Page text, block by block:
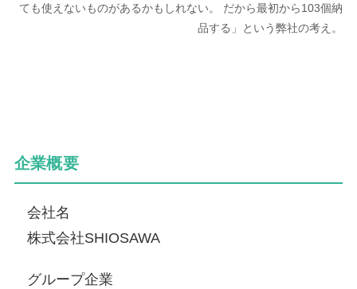
ても使えないものがあるかもしれない。 だから最初から103個納
品する」という弊社の考え。
企業概要
会社名
株式会社SHIOSAWA
グループ企業